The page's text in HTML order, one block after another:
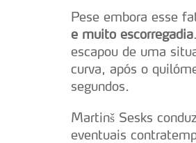
Pese embora esse
e muito escorregadia
escapou de uma
curva, após o
segundos.
Martinš Sesks
eventuais